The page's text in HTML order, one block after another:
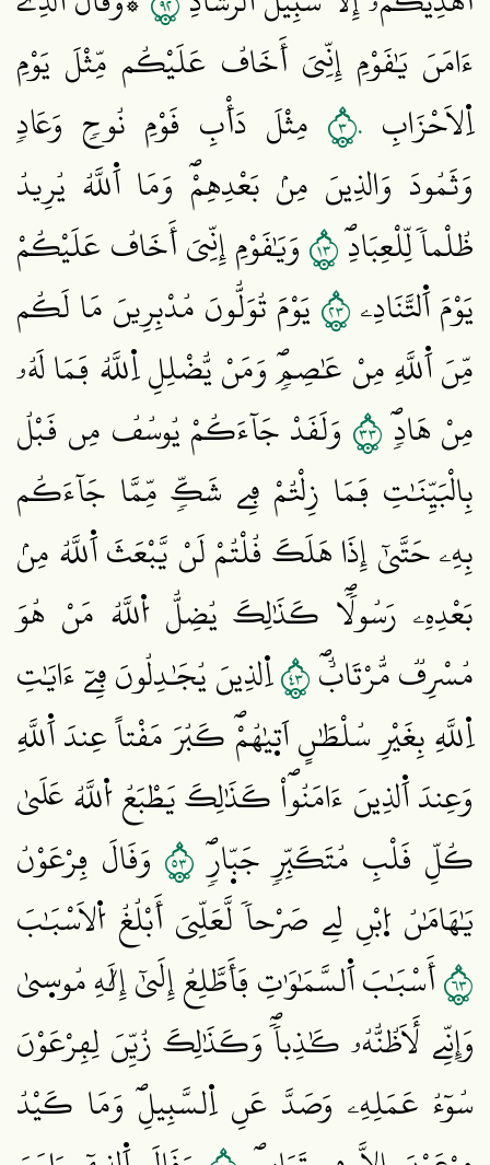
ءَامَنَ يَٰقَوْمِ إِنِّيَ أَخَافُ عَلَيْكُم مِّثْلَ يَوْمِ
اِ۬لَاحْزَابِ ٣٠ مِثْلَ دَأْبِ قَوْمِ نُوحٖ وَعَادٖ
وَثَمُودَ وَالذِينَ مِنۢ بَعْدِهِمْۖ وَمَا اَ۬للَّهُ يُرِيدُ
ظُلْماٗ لِّلْعِبَادِۖ٣١وَيَٰقَوْمِ إِنِّيَ أَخَافُ عَلَيْكُمْ
يَوْمَ اَ۬لتَّنَادِۦ٣٢يَوْمَ تُوَلُّونَ مُدْبِرِينَ مَا لَكُم
مِّنَ اَ۬للَّهِ مِنْ عَٰصِمٖۖ وَمَنْ يُّضْلِلِ اِ۬للَّهُ فَمَا لَهُۥ
مِنْ هَادٖۖ٣٣ وَلَقَدْ جَآءَكُمْ يُوسُفُ مِن قَبْلُ
بِالْبَيِّنَٰتِ فَمَا زِلْتُمْ فِے شَكّٖ مِّمَّا جَآءَكُم
بِهِۦ حَتَّيٰٓ إِذَا هَلَكَ قُلْتُمْ لَنْ يَّبْعَثَ اَ۬للَّهُ مِنۢ
بَعْدِهِۦ رَسُولاٗۖ كَذَٰلِكَ يُضِلُّ اُ۬للَّهُ مَنْ هُوَ
مُسْرِفٞ مُّرْتَابٌۖ٣٤اِ۬لذِينَ يُجَٰدِلُونَ فِےٓ ءَايَٰتِ
اِ۬للَّهِ بِغَيْرِ سُلْطَٰنٍ اَت۪يٰهُمْۖ كَبُرَ مَقْتاً عِندَ اَ۬للَّهِ
وَعِندَ اَ۬لذِينَ ءَامَنُواْۖ كَذَٰلِكَ يَطْبَعُ اُ۬للَّهُ عَلَيٰ
كُلِّ قَلْبِ مُتَكَبِّرٖ جَبّ۪ارٖۖ٣٥ وَقَالَ فِرْعَوْنُ
يَٰهَامَٰنُ اُ۪بْنِ لِے صَرْحاٗ لَّعَلِّيَ أَبْلُغُ اُ۬لَاسْبَٰبَ
٣٦أَسْبَٰبَ اَ۬لسَّمَٰوَٰتِ فَأَطَّلِعُ إِلَيٰٓ إِلَٰهِ مُوس۪يٰ
وَإِنِّے لَأَظُنُّهُۥ كَٰذِباٗۖ وَكَذَٰلِكَ زُيِّنَ لِفِرْعَوْنَ
سُوٓءُ عَمَلِهِۦ وَصَدَّ عَنِ اِ۬لسَّبِيلِۖ وَمَا كَيْدُ